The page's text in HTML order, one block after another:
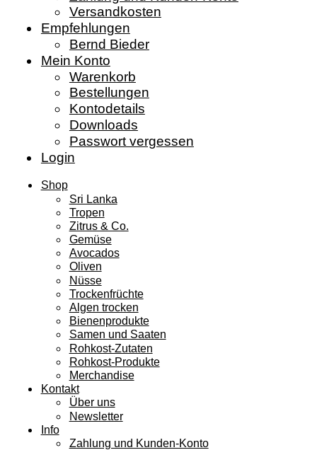
Versandkosten
Empfehlungen
Bernd Bieder
Mein Konto
Warenkorb
Bestellungen
Kontodetails
Downloads
Passwort vergessen
Login
Shop
Sri Lanka
Tropen
Zitrus & Co.
Gemüse
Avocados
Oliven
Nüsse
Trockenfrüchte
Algen trocken
Bienenprodukte
Samen und Saaten
Rohkost-Zutaten
Rohkost-Produkte
Merchandise
Kontakt
Über uns
Newsletter
Info
Zahlung und Kunden-Konto